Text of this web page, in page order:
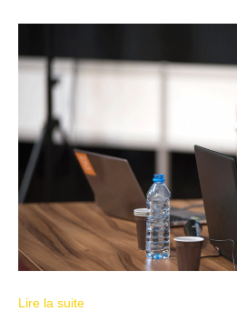
Lire la suite